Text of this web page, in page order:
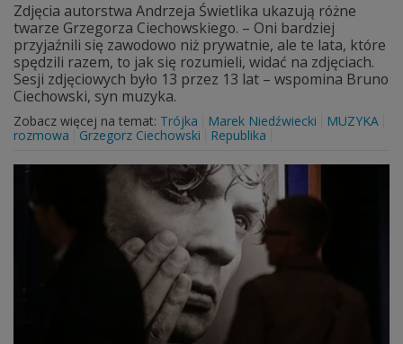
Zdjęcia autorstwa Andrzeja Świetlika ukazują różne
twarze Grzegorza Ciechowskiego. – Oni bardziej
przyjaźnili się zawodowo niż prywatnie, ale te lata, które
spędzili razem, to jak się rozumieli, widać na zdjęciach.
Sesji zdjęciowych było 13 przez 13 lat – wspomina Bruno
Ciechowski, syn muzyka.
Zobacz więcej na temat: Trójka Marek Niedźwiecki
MUZYKA
rozmowa
Grzegorz Ciechowski Republika